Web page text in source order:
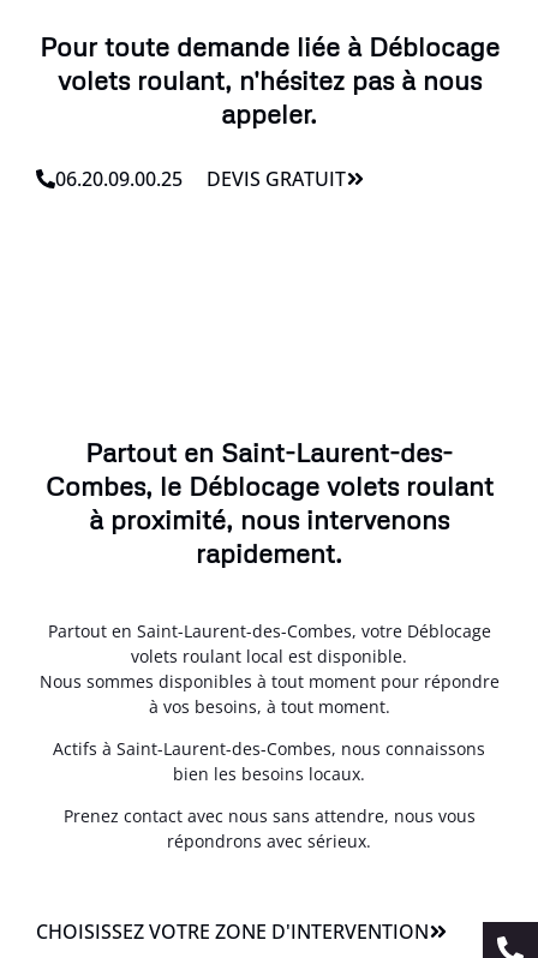
Pour toute demande liée à Déblocage
volets roulant, n'hésitez pas à nous
appeler.
06.20.09.00.25 DEVIS GRATUIT
Partout en Saint-Laurent-des-
Combes, le Déblocage volets roulant
à proximité, nous intervenons
rapidement.
Partout en Saint-Laurent-des-Combes, votre Déblocage
volets roulant local est disponible.
Nous sommes disponibles à tout moment pour répondre
à vos besoins, à tout moment.
Actifs à Saint-Laurent-des-Combes, nous connaissons
bien les besoins locaux.
Prenez contact avec nous sans attendre, nous vous
répondrons avec sérieux.
CHOISISSEZ VOTRE ZONE D'INTERVENTION